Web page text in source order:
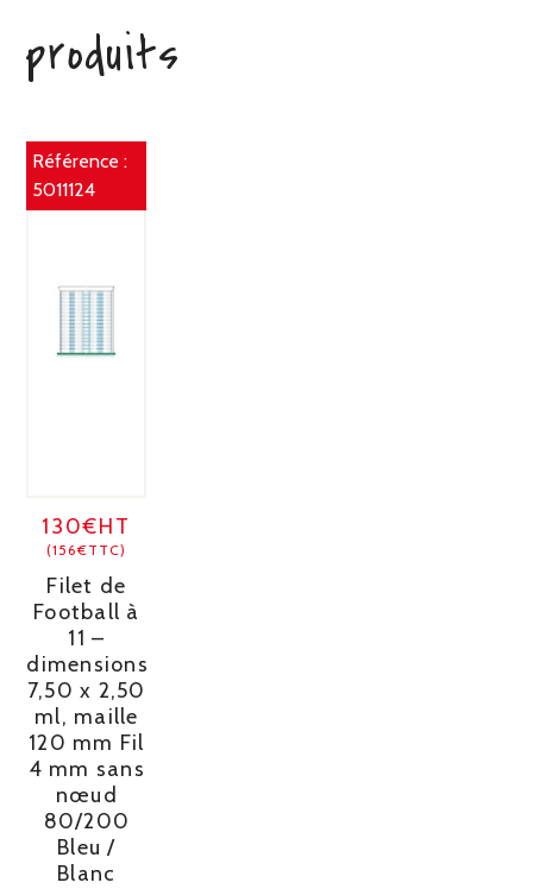
produits
Référence :
5011124
130€HT
(156€TTC)
Filet de
Football à
11 –
dimensions
7,50 x 2,50
ml, maille
120 mm Fil
4 mm sans
nœud
80/200
Bleu /
Blanc